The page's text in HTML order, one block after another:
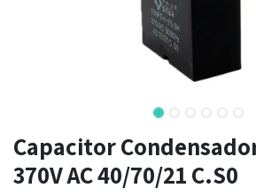
Capacitor
370V AC 40/70/21 C.S0